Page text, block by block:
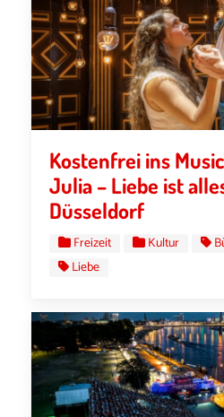
Kostenfrei ins
Julia – Liebe ist
Düsseldorf
Freizeit Kultur
Liebe